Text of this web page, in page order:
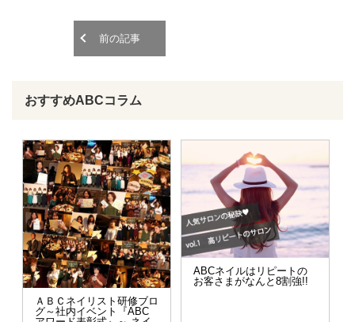
前の記事
おすすめABCコラム
ＡＢＣネイリスト研修ブロ
グ～社内イベント『ABC
ABCネイルはリピートの
お客さまがなんと8割強!!